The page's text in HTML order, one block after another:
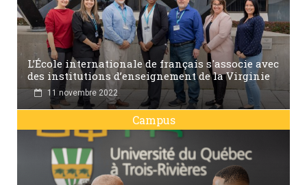
L’École internationale de français s'associe avec
des institutions d’enseignement de la Virginie
11 novembre 2022
Campus